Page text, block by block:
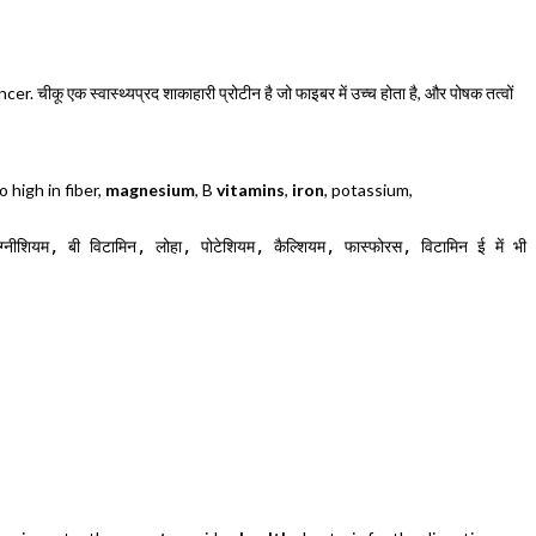
स्वास्थ्यप्रद शाकाहारी प्रोटीन है जो फाइबर में उच्च होता है, और पोषक तत्वों
high in fiber, magnesium, B vitamins, iron, potassium,
बी विटामिन, लोहा, पोटेशियम, कैल्शियम, फास्फोरस, विटामिन ई में भी